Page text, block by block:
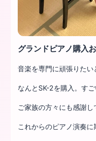
グランドピアノ購入
音楽を専門に頑張りたい
なんとSK-2を購入。すご
ご家族の方々にも感謝し
これからのピアノ演奏に